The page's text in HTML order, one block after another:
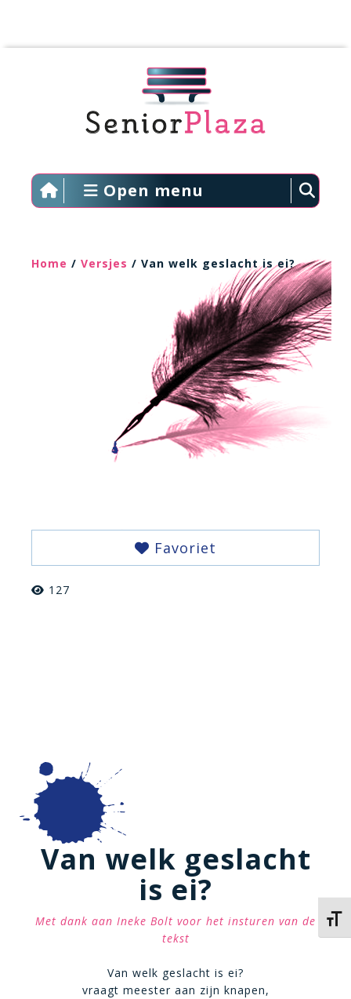
Open menu
Home / Versjes / Van welk geslacht is ei?
Favoriet
127
Van welk geslacht
is ei?
Met dank aan Ineke Bolt voor het insturen van de
tekst
Van welk geslacht is ei?
vraagt meester aan zijn knapen,